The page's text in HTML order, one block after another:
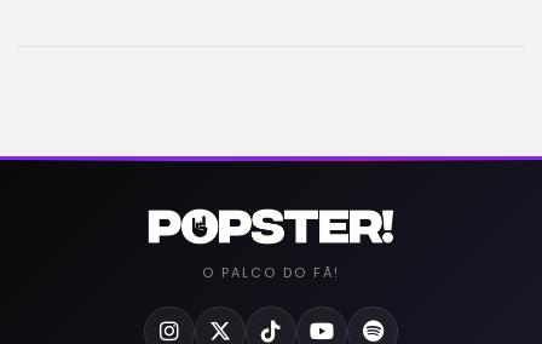
O PALCO DO FÃ!